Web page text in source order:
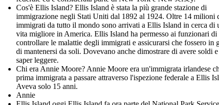
Cos'è Ellis Island? Ellis Island è stata la più grande stazione di
immigrazione negli Stati Uniti dal 1892 al 1924. Oltre 14 milioni
immigrati da tutto il mondo sono arrivati a Ellis Island in cerca di
vita migliore in America. Ellis Island ha permesso ai funzionari di
controllare le malattie degli immigrati e assicurarsi che fossero in
di mantenersi da soli. Dovevano anche dimostrare di avere soldi
saper leggere.
Chi era Annie Moore? Annie Moore era un'immigrata irlandese
prima immigrata a passare attraverso l'ispezione federale a Ellis
Aveva solo 15 anni.
Annie